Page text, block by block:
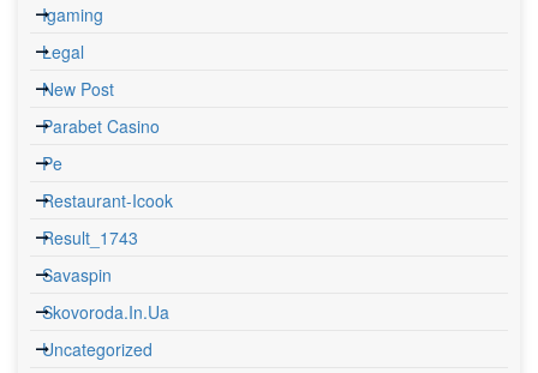
Igaming
Legal
New Post
Parabet Casino
Pe
Restaurant-Icook
Result_1743
Savaspin
Skovoroda.in.ua
Uncategorized